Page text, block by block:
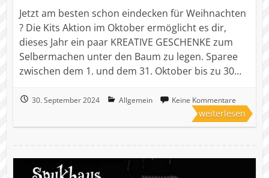
Jetzt am besten schon eindecken für Weihnachten
? Die Kits Aktion im Oktober ermöglicht es dir,
dieses Jahr ein paar KREATIVE GESCHENKE zum
Selbermachen unter den Baum zu legen. Sparee
zwischen dem 1. und dem 31. Oktober bis zu 30…
30. September 2024 Allgemein Keine Kommentare
weiterlesen